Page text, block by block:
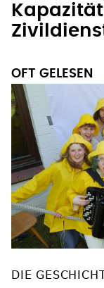
OFT GELESEN
DIE